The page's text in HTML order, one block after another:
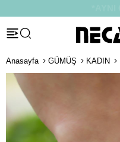
Anasayfa GÜMÜŞ KADIN